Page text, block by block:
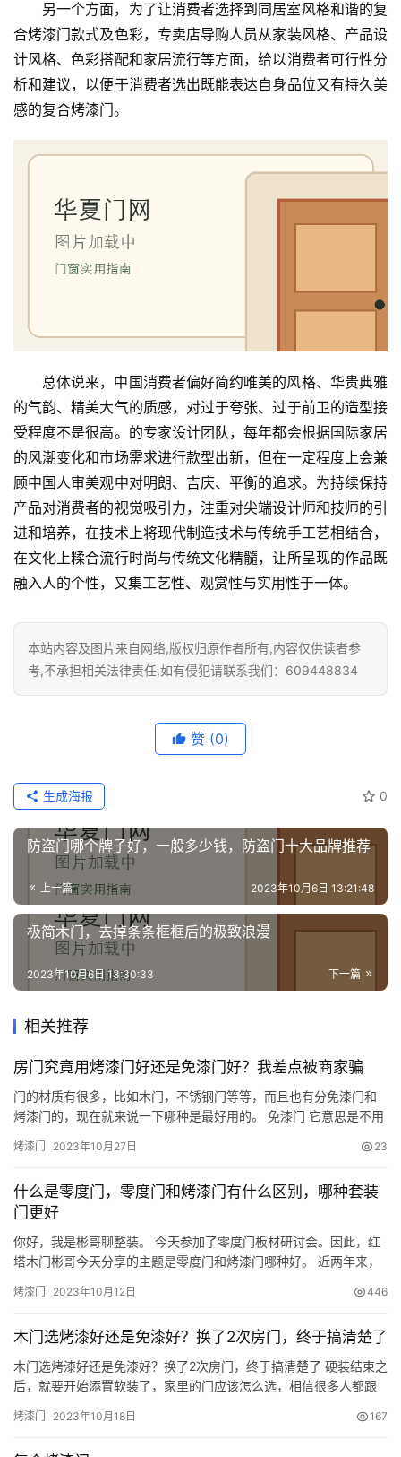
门
庭
院
大
安
安
装
维
修
门
业
资
讯
联
系
我
们
登录
另一个方面，为了让消费者选择到同居室风格和谐的复
合烤漆门款式及色彩，专卖店导购人员从家装风格、产品设
计风格、色彩搭配和家居流行等方面，给以消费者可行性分
析和建议，以便于消费者选出既能表达自身品位又有持久美
感的复合烤漆门。
总体说来，中国消费者偏好简约唯美的风格、华贵典雅
的气韵、精美大气的质感，对过于夸张、过于前卫的造型接
受程度不是很高。的专家设计团队，每年都会根据国际家居
的风潮变化和市场需求进行款型出新，但在一定程度上会兼
顾中国人审美观中对明朗、吉庆、平衡的追求。为持续保持
产品对消费者的视觉吸引力，注重对尖端设计师和技师的引
进和培养，在技术上将现代制造技术与传统手工艺相结合，
在文化上糅合流行时尚与传统文化精髓，让所呈现的作品既
融入人的个性，又集工艺性、观赏性与实用性于一体。
本站内容及图片来自网络,版权归原作者所有,内容仅供读者参
考,不承担相关法律责任,如有侵犯请联系我们：609448834
赞 (0)
0
生成海报
防盗门哪个牌子好，一般多少钱，防盗门十大品牌推荐
上一篇 2023年10月6日 13:21:48
极简木门，去掉条条框框后的极致浪漫
下一篇
2023年10月6日 13:30:33
相关推荐
房门究竟用烤漆门好还是免漆门好？我差点被商家骗
门的材质有很多，比如木门，不锈钢门等等，而且也有分免漆门和
烤漆门的，现在就来说一下哪种是最好用的。 免漆门 它意思是不用
复合门或者模压门的表面，然后再用真空吸塑上。 因为它是不用刷
什么异味的，而且它的真空吸塑的速度快，施工所花费的时间也就
比较…
烤漆门 2023年10月27日 23
什么是零度门，零度门和烤漆门有什么区别，哪种套装
门更好
你好，我是彬哥聊整装。 今天参加了零度门板材研讨会。因此，红
塔木门彬哥今天分享的主题是零度门和烤漆门哪种好。 近两年来，
门聊得最多的就是零度门好还是烤漆门好。 说到这个问题，我们先
用做油漆。用的是无油漆的零度板材，面板基层材料可以是原木材
料…
烤漆门 2023年10月12日 446
木门选烤漆好还是免漆好？换了2次房门，终于搞清楚了
木门选烤漆好还是免漆好？换了2次房门，终于搞清楚了 硬装结束之
后，就要开始添置软装了，家里的门应该怎么选，相信很多人都跟
怎么选？换了2次房门后，终于搞清楚了。下面就来跟大家详细聊一
烤漆门 2023年10月18日 167